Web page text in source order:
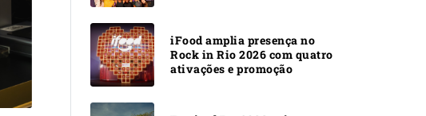
iFood amplia presença no
Rock in Rio 2026 com quatro
ativações e promoção